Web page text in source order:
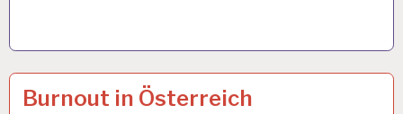
12-
STUNDEN-
Burnout in Österreich
14 APR. 2024